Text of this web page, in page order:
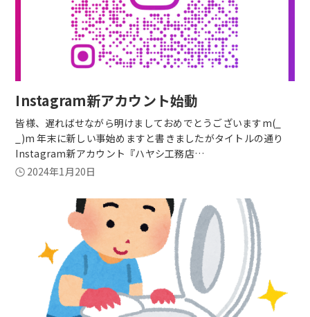
Instagram新アカウント始動
皆様、遅ればせながら明けましておめでとうございますm(_
_)m 年末に新しい事始めますと書きましたがタイトルの通り
Instagram新アカウント『ハヤシ工務店…
2024年1月20日